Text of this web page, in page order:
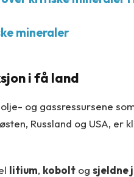
mineraler
i få land
og gassressursene
Russland og USA, er
litium, koboltog sjeldne